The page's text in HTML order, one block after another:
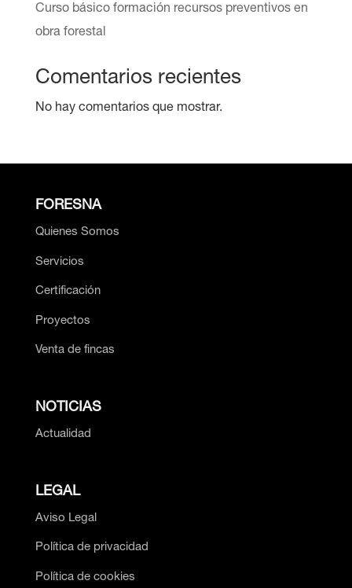
Curso básico formación recursos preventivos en
obra forestal
Comentarios recientes
No hay comentarios que mostrar.
FORESNA
Quienes Somos
Servicios
Certificación
Proyectos
Venta de fincas
NOTICIAS
Actualidad
LEGAL
Aviso Legal
Política de privacidad
Política de cookies